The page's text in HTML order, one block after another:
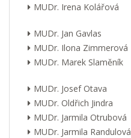
MUDr. Irena Kolářová
MUDr. Jan Gavlas
MUDr. Ilona Zimmerová
MUDr. Marek Slaměník
MUDr. Josef Otava
MUDr. Oldřich Jindra
MUDr. Jarmila Otrubová
MUDr. Jarmila Randulová